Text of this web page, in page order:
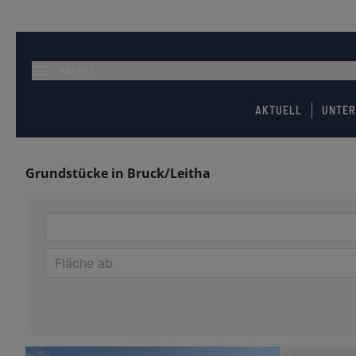
AKTUELL
Grundstücke in Bruck/Leitha